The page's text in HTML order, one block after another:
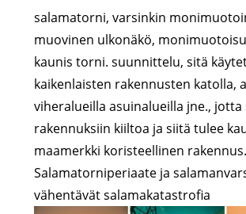
salamatorni, varsinkin
muovinen ulkonäkö,
kaunis torni. suunnittelu, sitä
kaikenlaisten rakennusten katolla,
viheralueilla asuinalueilla jne., jotta
rakennuksiin kiiltoa ja siitä tulee
maamerkki koristeellinen rakennus.
Salamatorniperiaate ja
vähentävät salamakatastrofia